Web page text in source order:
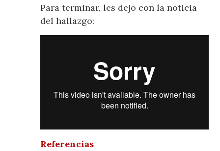
Para terminar, les dejo con la noticia
del hallazgo:
Referencias